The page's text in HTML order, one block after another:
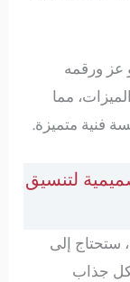
عز ورقمه
الميزات، مما
فنية متميزة.
لتنسيق
ستحتاج إلى
جذاب